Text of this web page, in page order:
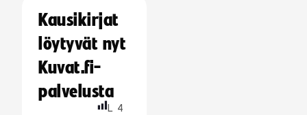
Kausikirjat
löytyvät nyt
Kuvat.fi-
palvelusta
L 4